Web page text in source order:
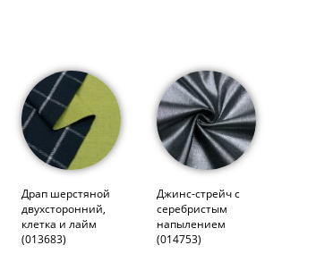
Драп шерстяной
двухсторонний,
клетка и лайм
(013683)
Джинс-стрейч с
серебристым
напылением
(014753)